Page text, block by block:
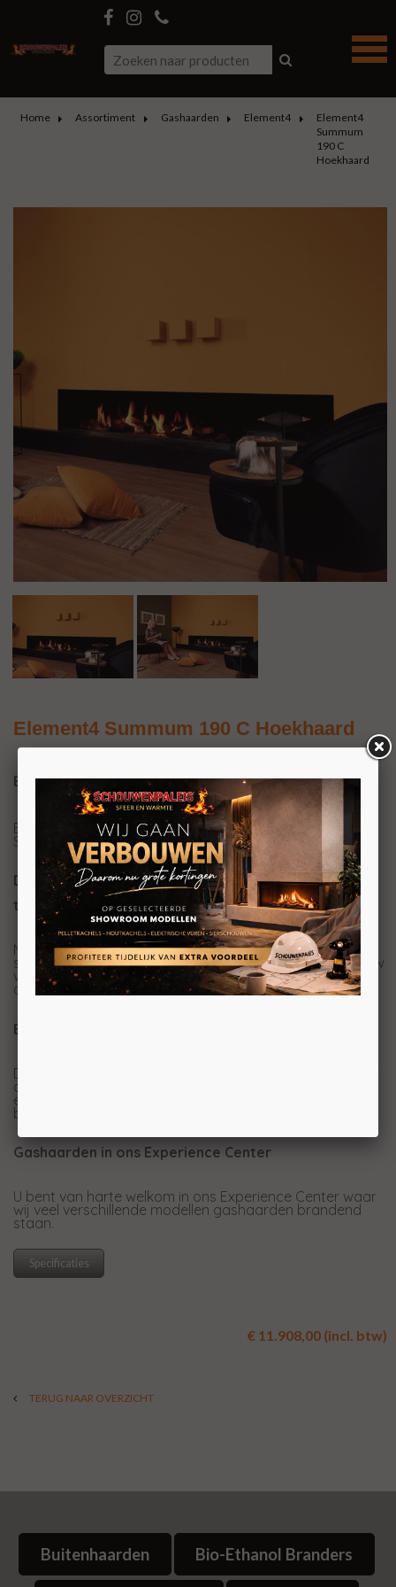
Home Assortiment Gashaarden Element4
Element4
Summum
190 C
Hoekhaard
Element4 Summum 190 C Hoekhaard
Element4 Summum 190 C haard.
Bent u op zoek naar iets moois? Dan is de Element4
Summum 190 C wat voor u.
De Summum serie: indrukwekkend vuur dat met zijn
tijd meegaat
Met de Summum serie zet Element4 opnieuw de
standaard. Met een prachtig levensecht vuur maakt u uw
woonruimte echt helemaal compleet. Dit doet Element4
door middel van de nieuwe RealFlame burner.
Beschikbaar in vier verschillende uitvoeringen
De Summum gashaarden van Element4 zijn beschikbaar
als hoekhaard, fronthaard en driezijdige variant. Ook is
er van de Driezijdige variant een mooie hoge versie
beschikbaar de Summum 100 3/s.
Gashaarden in ons Experience Center
U bent van harte welkom in ons Experience Center waar
wij veel verschillende modellen gashaarden brandend
staan.
Specificaties
€ 11.908,00 (incl. btw)
TERUG NAAR OVERZICHT
Buitenhaarden Bio-Ethanol Branders